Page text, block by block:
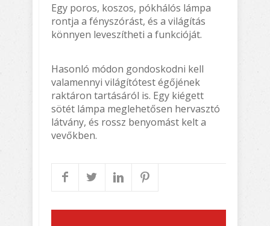
Egy poros, koszos, pókhálós lámpa
rontja a fényszórást, és a világítás
könnyen leveszítheti a funkcióját.
Hasonló módon gondoskodni kell
valamennyi világítótest égőjének
raktáron tartásáról is. Egy kiégett
sötét lámpa meglehetősen hervasztó
látvány, és rossz benyomást kelt a
vevőkben.